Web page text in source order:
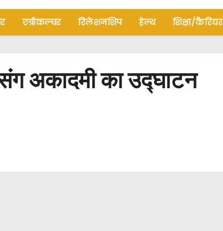
एग्रीकल्चर रिलेशनशिप हेल्थ शिक्षा/कैरियर
अकादमी का उद्घाटन